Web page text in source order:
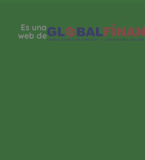
Es una
web de